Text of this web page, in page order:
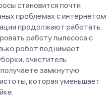
становится почти
проблемах с интернетом
продолжают работать.
работу пылесоса с
робот поднимает
очиститель
замкнутую
которая уменьшает